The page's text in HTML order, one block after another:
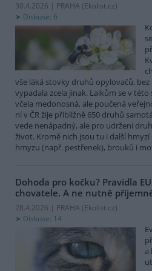
30.4.2026 | PRAHA (Ekolist.cz)
Diskuse: 6
vše láká stovky druhů opylovačů, bez
vypadala zcela jinak. Laikům se v
včela medonosná, ale poučená
ní v ČR žije přibližně 650 druhů
vede nenápadný, ale pro udržení
život. Kromě nich jsou tu i další
hmyzu (např. pestřenek), brouků i
Dohoda pro kočku? Pravidla
chovatele. A ne nutně
28.4.2026 | PRAHA (Ekolist.cz)
Diskuse: 14
a